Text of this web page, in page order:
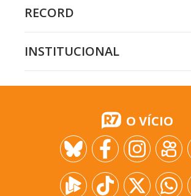
RECORD
INSTITUCIONAL
O VÍCIO